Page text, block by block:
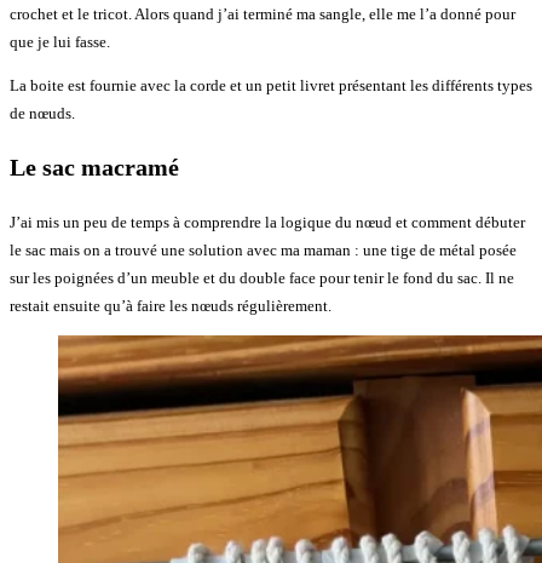
crochet et le tricot. Alors quand j’ai terminé ma sangle, elle me l’a donné pour
que je lui fasse.
La boite est fournie avec la corde et un petit livret présentant les différents types
de nœuds.
Le sac macramé
J’ai mis un peu de temps à comprendre la logique du nœud et comment débuter
le sac mais on a trouvé une solution avec ma maman : une tige de métal posée
sur les poignées d’un meuble et du double face pour tenir le fond du sac. Il ne
restait ensuite qu’à faire les nœuds régulièrement.